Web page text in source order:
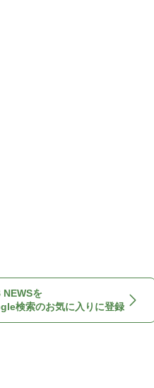
NEWSを
検索のお気に入りに登録